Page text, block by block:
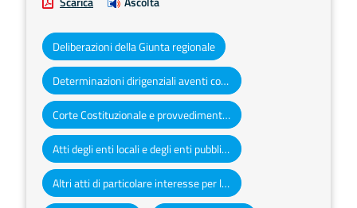
Deliberazioni della Giunta regionale
Determinazioni dirigenziali aventi contenuto di interesse generale
Corte Costituzionale e provvedimenti organi giurisdizionali
Atti degli enti locali e degli enti pubblici e privati
Altri atti di particolare interesse per la Regione Puglia